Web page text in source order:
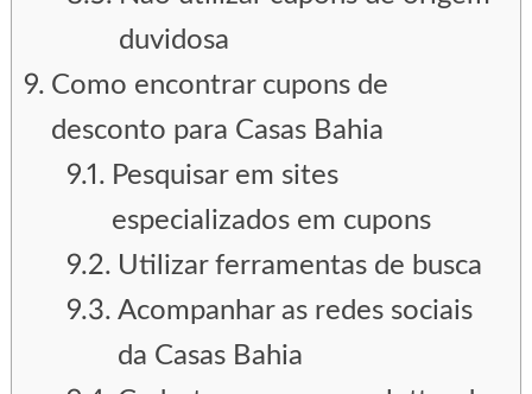
duvidosa
Como encontrar cupons de
desconto para Casas Bahia
Pesquisar em sites
especializados em cupons
Utilizar ferramentas de busca
Acompanhar as redes sociais
da Casas Bahia